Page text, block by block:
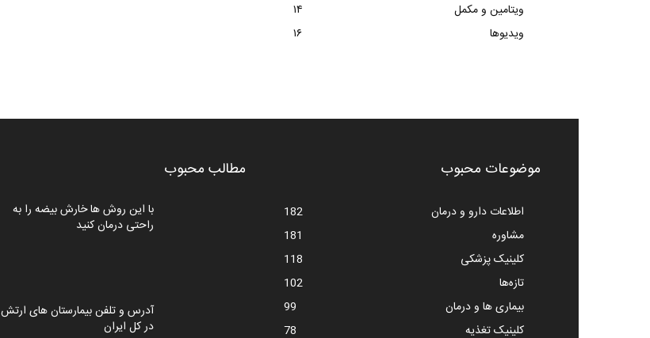
ویتامین و مکمل
۱۴
ویدیوها
۱۶
مطالب محبوب
با این روش ها خارش بیضه را به
راحتی درمان کنید
آدرس و تلفن بیمارستان های ارتش
در کل ایران
موضوعات محبوب
اطلاعات دارو و درمان
182
مشاوره
181
کلینیک پزشکی
118
تازه‌ها
102
بیماری ها و درمان
99
کلینیک تغذیه
78